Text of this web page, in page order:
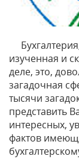
изученная и
деле, это,
загадочная
тысячи
представить
интересных,
фактов